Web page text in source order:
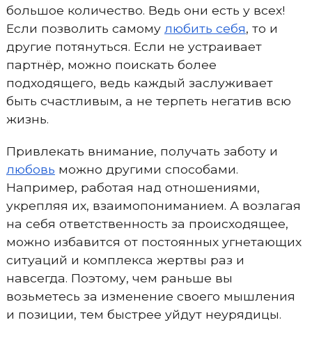
большое количество. Ведь они есть у всех!
Если позволить самому любить себя, то и
другие потянуться. Если не устраивает
партнёр, можно поискать более
подходящего, ведь каждый заслуживает
быть счастливым, а не терпеть негатив всю
жизнь.
Привлекать внимание, получать заботу и
любовь можно другими способами.
Например, работая над отношениями,
укрепляя их, взаимопониманием. А возлагая
на себя ответственность за происходящее,
можно избавится от постоянных угнетающих
ситуаций и комплекса жертвы раз и
навсегда. Поэтому, чем раньше вы
возьметесь за изменение своего мышления
и позиции, тем быстрее уйдут неурядицы.